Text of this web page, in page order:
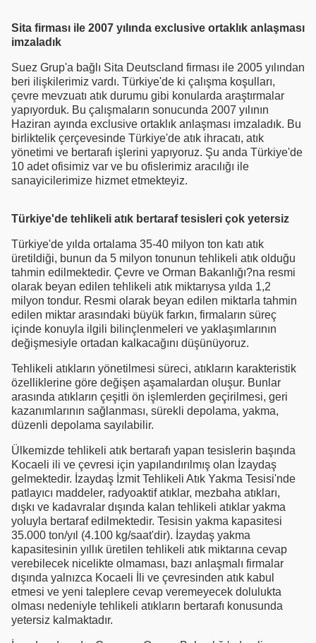
Sita firması ile 2007 yılında exclusive ortaklık anlaşması
imzaladık
Suez Grup'a bağlı Sita Deutscland firması ile 2005 yılından
beri ilişkilerimiz vardı. Türkiye'de ki çalışma koşulları,
çevre mevzuatı atık durumu gibi konularda araştırmalar
yapıyorduk. Bu çalışmaların sonucunda 2007 yılının
Haziran ayında exclusive ortaklık anlaşması imzaladık. Bu
birliktelik çerçevesinde Türkiye'de atık ihracatı, atık
yönetimi ve bertarafı işlerini yapıyoruz. Şu anda Türkiye'de
10 adet ofisimiz var ve bu ofislerimiz aracılığı ile
sanayicilerimize hizmet etmekteyiz.
Türkiye'de tehlikeli atık bertaraf tesisleri çok yetersiz
Türkiye'de yılda ortalama 35-40 milyon ton katı atık
üretildiği, bunun da 5 milyon tonunun tehlikeli atık olduğu
tahmin edilmektedir. Çevre ve Orman Bakanlığı?na resmi
olarak beyan edilen tehlikeli atık miktarıysa yılda 1,2
milyon tondur. Resmi olarak beyan edilen miktarla tahmin
edilen miktar arasındaki büyük farkın, firmaların süreç
içinde konuyla ilgili bilinçlenmeleri ve yaklaşımlarının
değişmesiyle ortadan kalkacağını düşünüyoruz.
Tehlikeli atıkların yönetilmesi süreci, atıkların karakteristik
özelliklerine göre değişen aşamalardan oluşur. Bunlar
arasında atıkların çeşitli ön işlemlerden geçirilmesi, geri
kazanımlarının sağlanması, sürekli depolama, yakma,
düzenli depolama sayılabilir.
Ülkemizde tehlikeli atık bertarafı yapan tesislerin başında
Kocaeli ili ve çevresi için yapılandırılmış olan İzaydaş
gelmektedir. İzaydaş İzmit Tehlikeli Atık Yakma Tesisi'nde
patlayıcı maddeler, radyoaktif atıklar, mezbaha atıkları,
dışkı ve kadavralar dışında kalan tehlikeli atıklar yakma
yoluyla bertaraf edilmektedir. Tesisin yakma kapasitesi
35.000 ton/yıl (4.100 kg/saat'dir). İzaydaş yakma
kapasitesinin yıllık üretilen tehlikeli atık miktarına cevap
verebilecek nicelikte olmaması, bazı anlaşmalı firmalar
dışında yalnızca Kocaeli İli ve çevresinden atık kabul
etmesi ve yeni taleplere cevap veremeyecek dolulukta
olması nedeniyle tehlikeli atıkların bertarafı konusunda
yetersiz kalmaktadır.